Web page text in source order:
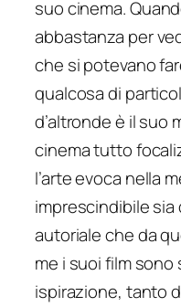
suo cinema.
abbastanza per
che si potevano
qualcosa di
d’altronde è il suo
cinema tutto
l’arte evoca nella
imprescindibile
autoriale che da
me i suoi film
ispirazione, tanto